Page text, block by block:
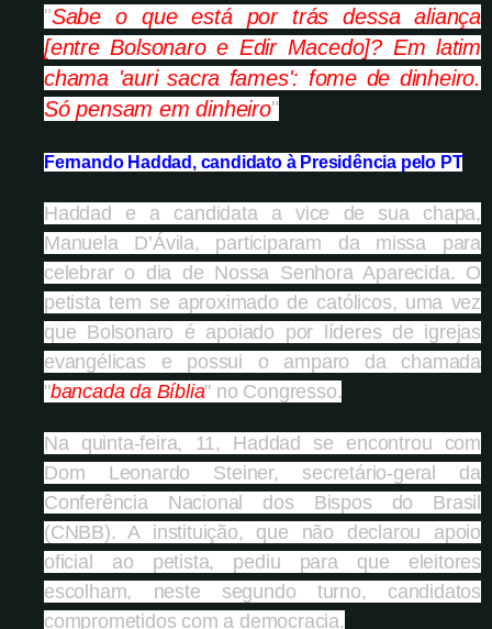
"Sabe o que está por trás dessa aliança
[entre Bolsonaro e Edir Macedo]? Em latim
chama 'auri sacra fames': fome de dinheiro.
Só pensam em dinheiro"
Fernando Haddad, candidato à Presidência pelo PT
Haddad e a candidata a vice de sua chapa,
Manuela D’Ávila, participaram da missa para
celebrar o dia de Nossa Senhora Aparecida. O
petista tem se aproximado de católicos, uma vez
que Bolsonaro é apoiado por líderes de igrejas
evangélicas e possui o amparo da chamada
"bancada da Bíblia" no Congresso.
Na quinta-feira, 11, Haddad se encontrou com
Dom Leonardo Steiner, secretário-geral da
Conferência Nacional dos Bispos do Brasil
(CNBB). A instituição, que não declarou apoio
oficial ao petista, pediu para que eleitores
escolham, neste segundo turno, candidatos
comprometidos com a democracia.